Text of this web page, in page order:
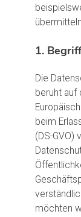
1.
Die
beruht auf
beim
(DS-GVO)
möchten